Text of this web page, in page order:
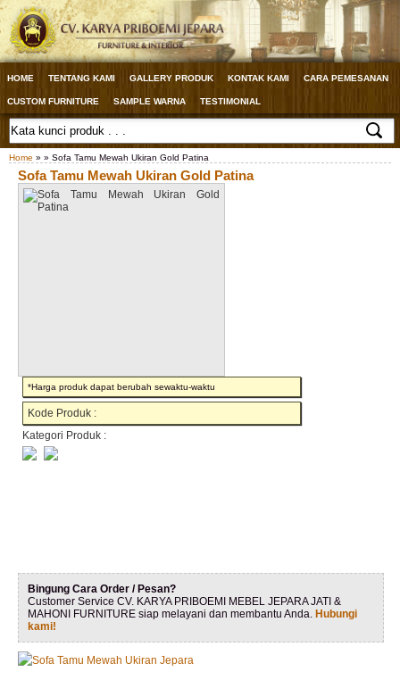
HOME TENTANG KAMI GALLERY PRODUK KONTAK KAMI CARA PEMESANAN
CUSTOM FURNITURE SAMPLE WARNA TESTIMONIAL
Home » » Sofa Tamu Mewah Ukiran Gold Patina
Sofa Tamu Mewah Ukiran Gold Patina
*Harga produk dapat berubah sewaktu-waktu
Kode Produk :
Kategori Produk :
Bingung Cara Order / Pesan?
Customer Service CV. KARYA PRIBOEMI MEBEL JEPARA JATI &
MAHONI FURNITURE siap melayani dan membantu Anda. Hubungi
kami!